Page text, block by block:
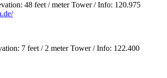
48 feet / meter Tower / Info: 120.975
7 feet / 2 meter Tower / Info: 122.400